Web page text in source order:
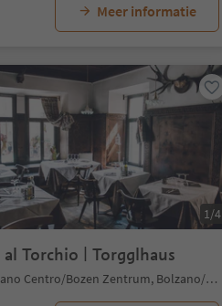
Meer informatie
1/4
al Torchio | Torgglhaus
Bolzano Centro/Bozen Zentrum, Bolzano/Bozen, Bolzano/Bozen and environs